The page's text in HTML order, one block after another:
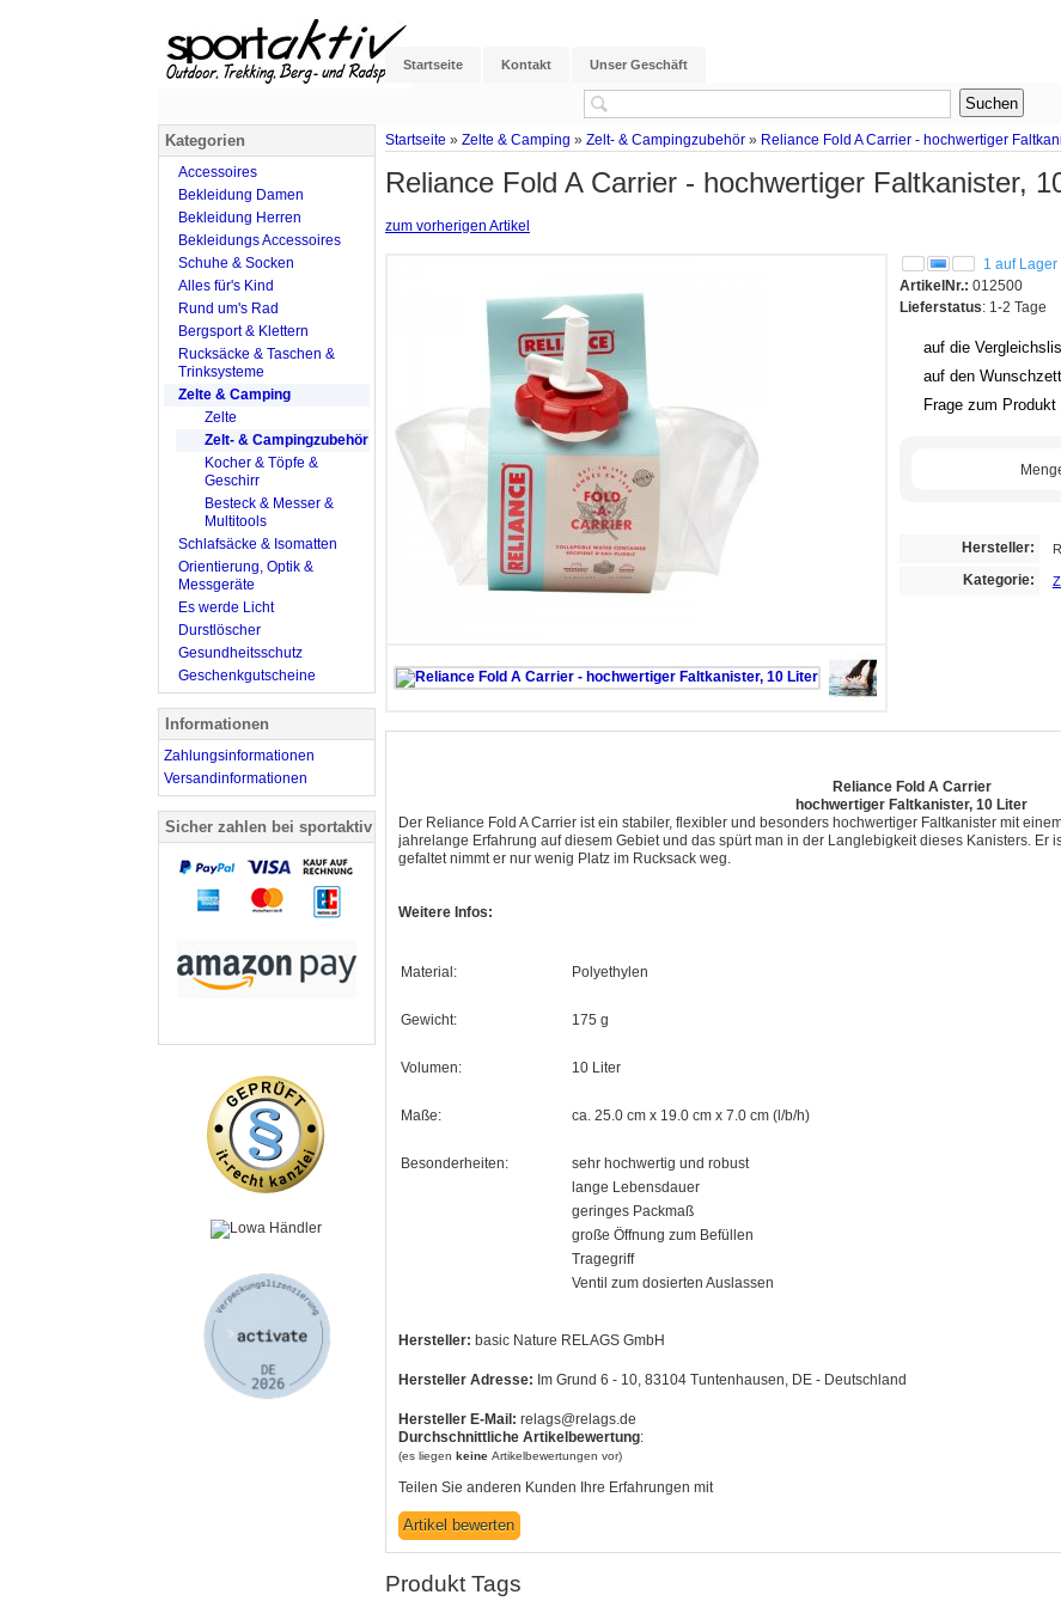
Startseite Kontakt Unser Geschäft
Startseite » Zelte & Camping » Zelt- & Campingzubehör » Reliance Fold A Carrier - hochwertiger
Reliance Fold A Carrier - hochwertiger Faltkanister,
zum vorherigen Artikel
1 auf Lager
ArtikelNr.: 012500
Lieferstatus: 1-2 Tage
auf die
auf den
Frage zum Produkt
Hersteller:
Kategorie:
Reliance Fold A Carrier
hochwertiger Faltkanister, 10 Liter
Der Reliance Fold A Carrier ist ein stabiler, flexibler und besonders hochwertiger Faltkanister mit
jahrelange Erfahrung auf diesem Gebiet und das spürt man in der Langlebigkeit dieses Kanisters. Er
gefaltet nimmt er nur wenig Platz im Rucksack weg.
Weitere Infos:
Material: Polyethylen
Gewicht: 175 g
Volumen: 10 Liter
Maße: ca. 25.0 cm x 19.0 cm x 7.0 cm (l/b/h)
Besonderheiten:
sehr hochwertig und robust
lange Lebensdauer
geringes Packmaß
große Öffnung zum Befüllen
Tragegriff
Ventil zum dosierten Auslassen
Hersteller: basic Nature RELAGS GmbH
Hersteller Adresse: Im Grund 6 - 10, 83104 Tuntenhausen, DE - Deutschland
Hersteller E-Mail: relags@relags.de
Durchschnittliche Artikelbewertung:
(es liegen keine Artikelbewertungen vor)
Teilen Sie anderen Kunden Ihre Erfahrungen mit
Produkt Tags
Kategorien
Accessoires
Bekleidung Damen
Bekleidung Herren
Bekleidungs Accessoires
Schuhe & Socken
Alles für's Kind
Rund um's Rad
Bergsport & Klettern
Rucksäcke & Taschen &
Trinksysteme
Zelte & Camping
Zelte
Zelt- & Campingzubehör
Kocher & Töpfe &
Geschirr
Besteck & Messer &
Multitools
Schlafsäcke & Isomatten
Orientierung, Optik &
Messgeräte
Es werde Licht
Durstlöscher
Gesundheitsschutz
Geschenkgutscheine
Informationen
Zahlungsinformationen
Versandinformationen
Sicher zahlen bei sportaktiv